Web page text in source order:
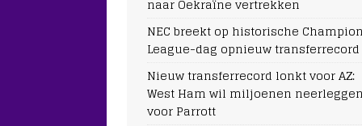
naar Oekraïne vertrekken
NEC breekt op historische
League-dag opnieuw transferrecord
Nieuw transferrecord lonkt voor AZ:
West Ham wil miljoenen neerleggen
voor Parrott